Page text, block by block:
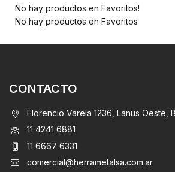
No hay productos en Favoritos!
No hay productos en Favoritos
CONTACTO
Florencio Varela 1236, Lanus Oeste,
11 4241 6881
11 6667 6331
comercial@herrametalsa.com.ar